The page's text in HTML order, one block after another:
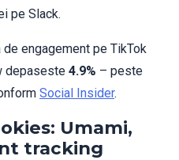
pe Slack.
engagement pe TikTok
depaseste 4.9% – peste
Social Insider.
Umami,
tracking